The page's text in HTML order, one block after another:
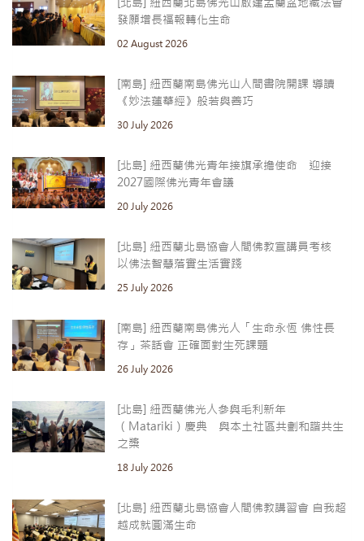
發願增長福報轉化生命
02 August 2026
[南島] 紐西蘭南島佛光山人間書院開課 導讀
《妙法蓮華經》般若與善巧
30 July 2026
[北島] 紐西蘭佛光青年接旗承擔使命 迎接
2027國際佛光青年會議
20 July 2026
[北島] 紐西蘭北島協會人間佛教宣講員考核
以佛法智慧落實生活實踐
25 July 2026
[南島] 紐西蘭南島佛光人「生命永恆 佛性長
存」茶話會 正確面對生死課題
26 July 2026
[北島] 紐西蘭佛光人參與毛利新年
（Matariki）慶典 與本土社區共劃和諧共生
之槳
18 July 2026
[北島] 紐西蘭北島協會人間佛教講習會 自我超
越成就圓滿生命